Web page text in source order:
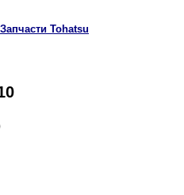
Запчасти Tohatsu